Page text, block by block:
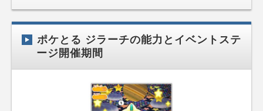
ポケとる ジラーチの能力とイベントステ
ージ開催期間